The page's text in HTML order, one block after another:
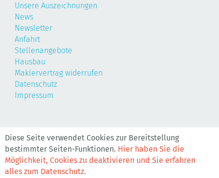
Diese Seite verwendet Cookies zur Bereitstellung
bestimmter Seiten-Funktionen. Hier haben Sie die
Möglichkeit, Cookies zu deaktivieren und Sie erfahren
alles zum Datenschutz.
Unsere Auszeichnungen
News
Newsletter
Anfahrt
Stellenangebote
Hausbau
Maklervertrag widerrufen
Datenschutz
Impressum
©2026, Realis